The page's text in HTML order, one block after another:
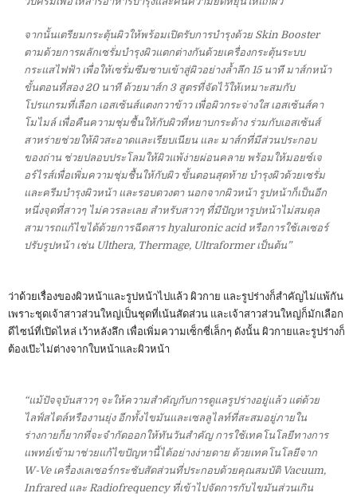
จากนั้นเตรียมกระตุ้นผิวให้พร้อมเปิดรับการบำรุงด้วย Skin Booster
ตามด้วยการผลักเซรั่มบำรุงผิวแตกต่างกันด้วยเครื่องกระตุ้นระบบ
กระแสไฟฟ้า เพื่อให้เซรั่มซึมซาบเข้าสู่ผิวอย่างล้ำลึก 15 นาที มาส์กหน้า
ขั้นตอนที่สอง 20 นาที ด้วยมาส์ก 3 สูตรที่จัดไว้ให้เหมาะสมกับ
โปรแกรมที่เลือก เอสเซ้นส์แตงกวาข้าว เพื่อผิวกระจ่างใส เอสเซ้นส์คา
โมไมล์ เพื่อคืนความชุ่มชื้นให้กับผิวที่หยาบกระด้าง ร่วมกับเอสเซ้นส์
สาหร่ายช่วยให้ผิวสะอาดและเรียบเนียน และ มาส์กที่มีส่วนประกอบ
ของถ่าน ช่วยปลอบประโลมให้ผิวแพ้ง่ายผ่อนคลาย พร้อมให้มอยซ์เจ
อร์ไรส์เพื่อเพิ่มความชุ่มชื้นให้กับผิว ขั้นตอนสุดท้าย บำรุงผิวด้วยเซรั่ม
และครีมบำรุงผิวหน้า และรอบดวงตา นอกจากผิวหน้า รูปหน้าก็เป็นอีก
หนึ่งจุดที่สาวๆ ไม่ควรละเลย สำหรับสาวๆ ที่มีปัญหารูปหน้าไม่สมดุล
สามารถแก้ไขได้ด้วยการฉีดสาร hyaluronic acid หรือการใช้เลเซอร์
ปรับรูปหน้า เช่น Ulthera, Thermage, Ultraformer เป็นต้น”
ว่าด้วยเรื่องของผิวหน้าและรูปหน้าไปแล้ว ผิวกาย และรูปร่างก็สำคัญไม่แพ้กัน
เพราะชุดเจ้าสาวส่วนใหญ่เป็นชุดที่เน้นสัดส่วน และเจ้าสาวส่วนใหญ่ก็มักเลือก
ดีไซน์ที่เปิดไหล่ เว้าหลังลึก เพื่อเพิ่มความเซ็กซี่เล็กๆ ดังนั้น ผิวกายและรูปร่างก็
ต้องเป๊ะไม่ต่างจากใบหน้าและผิวหน้า
“แม้ปัจจุบันสาวๆ จะให้ความสำคัญกับการดูแลรูปร่างอยู่แล้ว แต่ด้วย
ไลฟ์สไตล์หรืองานยุ่ง อีกทั้งไขมันและเซลลูไลท์ที่สะสมอยู่ภายใน
ร่างกายก็ยากที่จะจำกัดออกให้ทันวันสำคัญ การใช้เทคโนโลยีทางการ
แพทย์เข้ามาช่วยแก้ไขปัญหานี้ได้อย่างง่ายดาย ด้วยเทคโนโลยีจาก
W-Ve เครื่องเลเซอร์กระชับสัดส่วนที่ประกอบด้วยคุณสมบัติ Vacuum,
Infrared และ Radiofrequency ที่เข้าไปจัดการกับไขมันส่วนเกิน